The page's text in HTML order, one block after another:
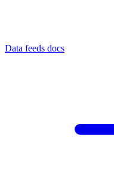
Data feeds docs